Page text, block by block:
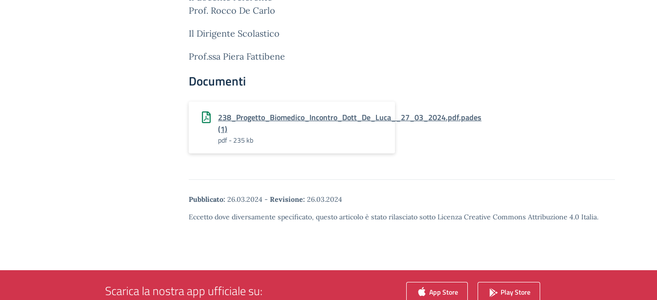
Prof. Rocco De Carlo
Il Dirigente Scolastico
Prof.ssa Piera Fattibene
Documenti
238_Progetto_Biomedico_Incontro_Dott_De_Luca__27_03_2024.pdf.pades
(1)
pdf - 235 kb
Pubblicato: 26.03.2024 - Revisione: 26.03.2024
Eccetto dove diversamente specificato, questo articolo è stato rilasciato sotto Licenza Creative Commons Attribuzione 4.0 Italia.
Scarica la nostra app ufficiale su: App Store Play Store